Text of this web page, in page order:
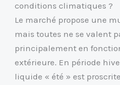
conditions climatiques ?
Le marché propose une
mais toutes ne se valent
principalement en
extérieure. En période
liquide « été » est